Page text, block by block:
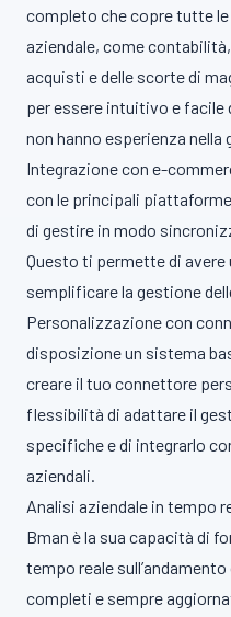
completo che copre tutte
aziendale, come
acquisti e delle scorte di
per essere intuitivo e facile
non hanno esperienza
Integrazione con e-
con le principali
di gestire in modo
Questo ti permette di
semplificare la gestione
Personalizzazione con
disposizione un sistema
creare il tuo connettore
flessibilità di adattare il
specifiche e di integrarlo
aziendali.
Analisi aziendale in tempo
Bman è la sua capacità di
tempo reale
completi e sempre